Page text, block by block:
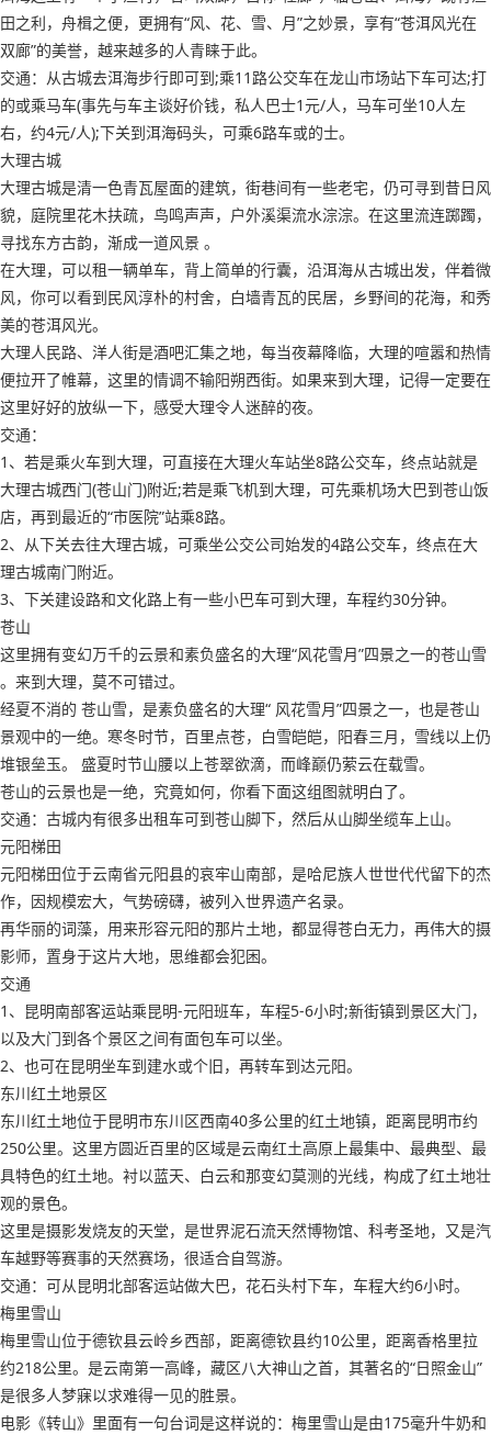
田之利，舟楫之便，更拥有“风、花、雪、月”之妙景，享有“苍洱风光在
双廊”的美誉，越来越多的人青睐于此。
交通：从古城去洱海步行即可到;乘11路公交车在龙山市场站下车可达;打
的或乘马车(事先与车主谈好价钱，私人巴士1元/人，马车可坐10人左
右，约4元/人);下关到洱海码头，可乘6路车或的士。
大理古城
大理古城是清一色青瓦屋面的建筑，街巷间有一些老宅，仍可寻到昔日风
貌，庭院里花木扶疏，鸟鸣声声，户外溪渠流水淙淙。在这里流连踯躅，
寻找东方古韵，渐成一道风景 。
在大理，可以租一辆单车，背上简单的行囊，沿洱海从古城出发，伴着微
风，你可以看到民风淳朴的村舍，白墙青瓦的民居，乡野间的花海，和秀
美的苍洱风光。
大理人民路、洋人街是酒吧汇集之地，每当夜幕降临，大理的喧嚣和热情
便拉开了帷幕，这里的情调不输阳朔西街。如果来到大理，记得一定要在
这里好好的放纵一下，感受大理令人迷醉的夜。
交通：
1、若是乘火车到大理，可直接在大理火车站坐8路公交车，终点站就是
大理古城西门(苍山门)附近;若是乘飞机到大理，可先乘机场大巴到苍山饭
店，再到最近的“市医院”站乘8路。
2、从下关去往大理古城，可乘坐公交公司始发的4路公交车，终点在大
理古城南门附近。
3、下关建设路和文化路上有一些小巴车可到大理，车程约30分钟。
苍山
这里拥有变幻万千的云景和素负盛名的大理“风花雪月”四景之一的苍山雪
。来到大理，莫不可错过。
经夏不消的 苍山雪，是素负盛名的大理“ 风花雪月”四景之一，也是苍山
景观中的一绝。寒冬时节，百里点苍，白雪皑皑，阳春三月，雪线以上仍
堆银垒玉。 盛夏时节山腰以上苍翠欲滴，而峰巅仍萦云在载雪。
苍山的云景也是一绝，究竟如何，你看下面这组图就明白了。
交通：古城内有很多出租车可到苍山脚下，然后从山脚坐缆车上山。
元阳梯田
元阳梯田位于云南省元阳县的哀牢山南部，是哈尼族人世世代代留下的杰
作，因规模宏大，气势磅礴，被列入世界遗产名录。
再华丽的词藻，用来形容元阳的那片土地，都显得苍白无力，再伟大的摄
影师，置身于这片大地，思维都会犯困。
交通
1、昆明南部客运站乘昆明-元阳班车，车程5-6小时;新街镇到景区大门，
以及大门到各个景区之间有面包车可以坐。
2、也可在昆明坐车到建水或个旧，再转车到达元阳。
东川红土地景区
东川红土地位于昆明市东川区西南40多公里的红土地镇，距离昆明市约
250公里。这里方圆近百里的区域是云南红土高原上最集中、最典型、最
具特色的红土地。衬以蓝天、白云和那变幻莫测的光线，构成了红土地壮
观的景色。
这里是摄影发烧友的天堂，是世界泥石流天然博物馆、科考圣地，又是汽
车越野等赛事的天然赛场，很适合自驾游。
交通：可从昆明北部客运站做大巴，花石头村下车，车程大约6小时。
梅里雪山
梅里雪山位于德钦县云岭乡西部，距离德钦县约10公里，距离香格里拉
约218公里。是云南第一高峰，藏区八大神山之首，其著名的“日照金山”
是很多人梦寐以求难得一见的胜景。
电影《转山》里面有一句台词是这样说的：梅里雪山是由175毫升牛奶和